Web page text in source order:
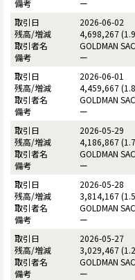
ー
2026-06-02
4,698,267
GOLDMAN
ー
2026-06-01
4,459,667
GOLDMAN
ー
2026-05-29
4,186,867
GOLDMAN
ー
2026-05-28
3,814,167
GOLDMAN
ー
2026-05-27
3,029,467
GOLDMAN
ー